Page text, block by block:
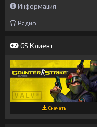
Информация
Радио
GS Клиент
Скачать